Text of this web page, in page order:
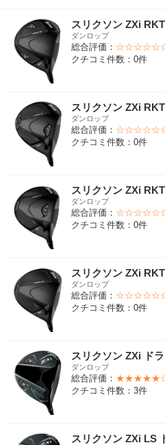
スリクソン ZXi
ダンロップ
総合評価：
クチコミ件数：0件
スリクソン ZXi
ダンロップ
総合評価：
クチコミ件数：0件
スリクソン ZXi
ダンロップ
総合評価：
クチコミ件数：0件
スリクソン ZXi
ダンロップ
総合評価：
クチコミ件数：0件
スリクソン ZXi ド
ダンロップ
総合評価：
クチコミ件数：3件
スリクソン ZXi LS